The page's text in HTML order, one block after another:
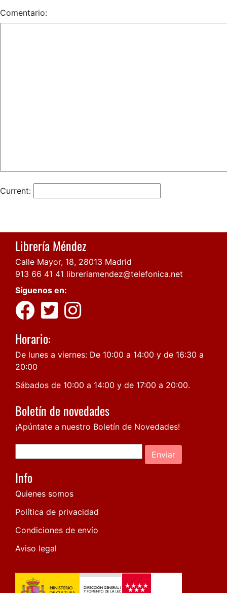
Comentario:
Current:
Librería Méndez
Calle Mayor, 18, 28013 Madrid
913 66 41 41 libreriamendez@telefonica.net
Síguenos en:
Horario:
De lunes a viernes: De 10:00 a 14:00 y de 16:30 a
20:00
Sábados de 10:00 a 14:00 y de 17:00 a 20:00.
Boletín de novedades
¡Apúntate a nuestro Boletín de Novedades!
Enviar
Info
Quienes somos
Política de privacidad
Condiciones de envío
Aviso legal